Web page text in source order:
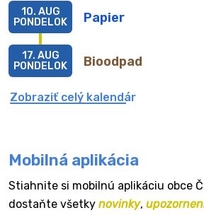
Papier
10. AUG
PONDELOK
Bioodpad
17. AUG
PONDELOK
Zobraziť celý kalendár
Mobilná aplikácia
Stiahnite si mobilnú aplikáciu obce
dostaňte všetky novinky,